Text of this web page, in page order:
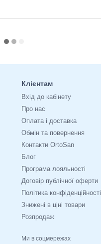
Клієнтам
Вхід до кабінету
Про нас
Оплата і доставка
Обмін та повернення
Контакти OrtoSan
Блог
Програма лояльності
Договір публічної оферти
Політика конфіденційності
Знижені в ціні товари
Розпродаж
Ми в соцмережах